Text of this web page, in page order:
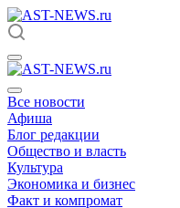
Все новости
Афиша
Блог редакции
Общество и власть
Культура
Экономика и бизнес
Факт и компромат